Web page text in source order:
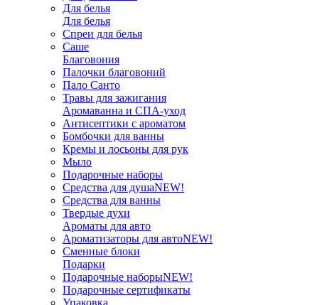
Для белья
Для белья
Спреи для белья
Саше
Благовония
Палочки благовоний
Пало Санто
Травы для зажигания
Аромаванна и СПА-уход
Антисептики с ароматом
Бомбочки для ванны
Кремы и лосьоны для рук
Мыло
Подарочные наборы
Средства для душаNEW!
Средства для ванны
Твердые духи
Ароматы для авто
Ароматизаторы для автоNEW!
Сменные блоки
Подарки
Подарочные наборыNEW!
Подарочные сертификаты
Упаковка